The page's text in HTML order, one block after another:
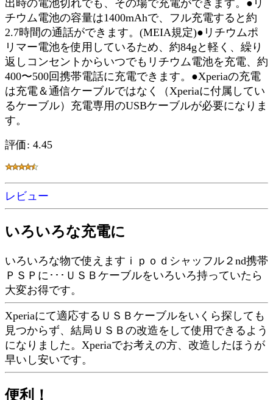
出時の電池切れでも、その場で充電ができます。●リ
チウム電池の容量は1400mAhで、フル充電すると約
2.7時間の通話ができます。(MEIA規定)●リチウムポ
リマー電池を使用しているため、約84gと軽く、繰り
返しコンセントからいつでもリチウム電池を充電、約
400〜500回携帯電話に充電できます。●Xperiaの充電
は充電＆通信ケーブルではなく（Xperiaに付属してい
るケーブル）充電専用のUSBケーブルが必要になりま
す。
評価: 4.45
レビュー
いろいろな充電に
いろいろな物で使えますｉｐｏｄシャッフル２nd携帯
ＰＳＰに･･･ＵＳＢケーブルをいろいろ持っていたら
大変お得です。
Xperiaにて適応するＵＳＢケーブルをいくら探しても
見つからず、結局ＵＳＢの改造をして使用できるよう
になりました。Xperiaでお考えの方、改造したほうが
早いし安いです。
便利！